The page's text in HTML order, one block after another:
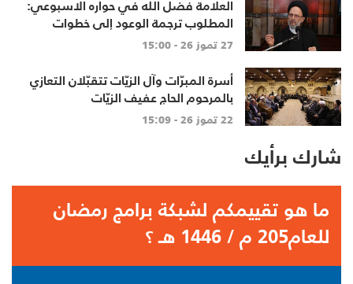
العلامة فضل الله في حواره الاسبوعي:
المطلوب ترجمة الوعود إلى خطوات
تنهي الاحتلال وتعيد الأهالي وتطلق
الاعمار
27 تموز 26 - 15:00
أسرة المبرّات وآل الزيّات تتقبّلان التعازي
بالمرحوم الحاج عفيف الزيّات
22 تموز 26 - 15:09
شارك برأيك
ما هو تقييمكم لشبكة برامج رمضان
للعام205 م / 1446 هـ ؟